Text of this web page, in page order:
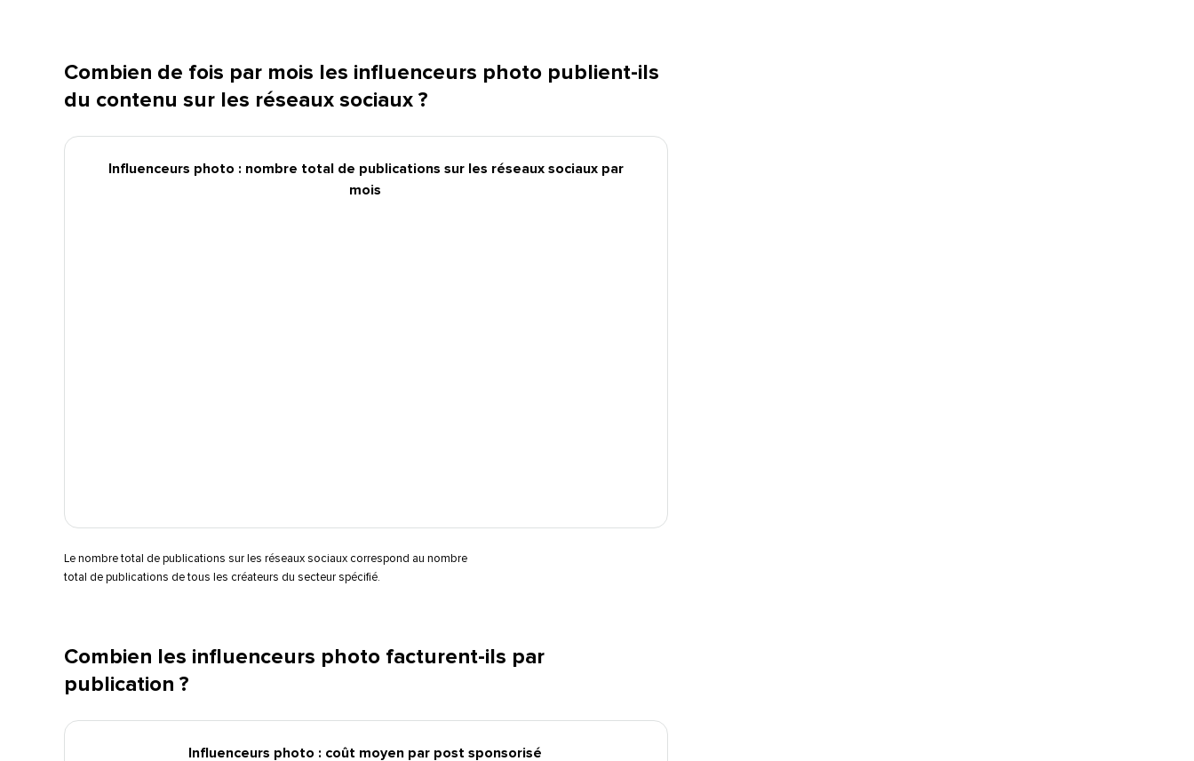
Combien de fois par mois les influenceurs photo publient-ils
du contenu sur les réseaux sociaux ?​​
Influenceurs photo : nombre total de publications sur les réseaux sociaux par
mois​​
Le nombre total de publications sur les réseaux sociaux correspond au nombre
total de publications de tous les créateurs du secteur spécifié.​​
Combien les influenceurs photo facturent-ils par
publication ?​​
Influenceurs photo : coût moyen par post sponsorisé​​